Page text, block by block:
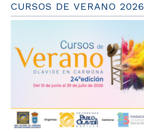
CURSOS DE VERANO 2026